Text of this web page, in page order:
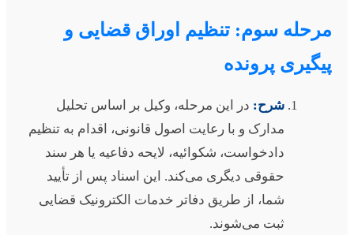
سوم: تنظیم اوراق قضایی و
پرونده
شرح:در این مرحله، وکیل بر اساس تحلیل
مدارک و با رعایت اصول قانونی، اقدام به تنظیم
دادخواست، شکوائیه، لایحه دفاعیه یا هر سند
حقوقی دیگری می‌کند. این اسناد پس از تأیید
شما، از طریق دفاتر خدمات الکترونیک قضایی
ثبت می‌شوند.